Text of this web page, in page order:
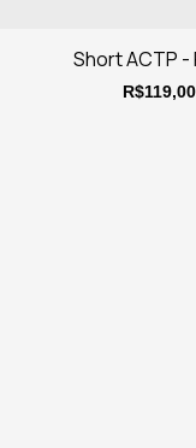
Short ACTP -
R$119,00